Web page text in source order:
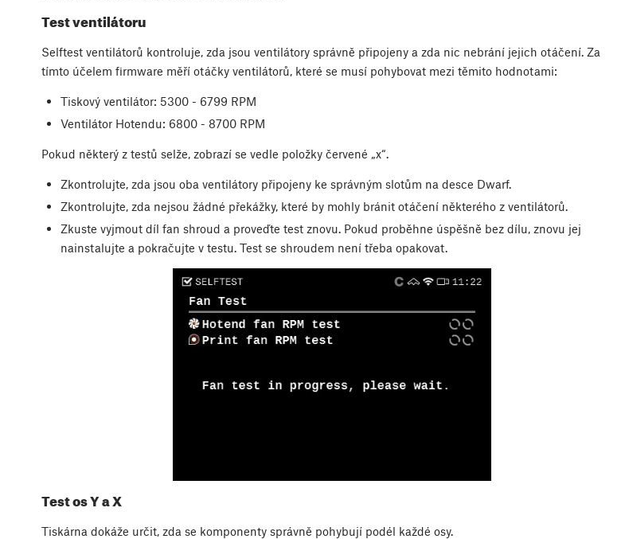
Test ventilátoru
Selftest ventilátorů kontroluje, zda jsou ventilátory správně připojeny a zda nic nebrání jejich otáčení. Za
tímto účelem firmware měří otáčky ventilátorů, které se musí pohybovat mezi těmito hodnotami:
Tiskový ventilátor: 5300 - 6799 RPM
Ventilátor Hotendu: 6800 - 8700 RPM
Pokud některý z testů selže, zobrazí se vedle položky červené „x“.
Zkontrolujte, zda jsou oba ventilátory připojeny ke správným slotům na desce Dwarf.
Zkontrolujte, zda nejsou žádné překážky, které by mohly bránit otáčení některého z ventilátorů.
Zkuste vyjmout díl fan shroud a proveďte test znovu. Pokud proběhne úspěšně bez dílu, znovu jej
nainstalujte a pokračujte v testu. Test se shroudem není třeba opakovat.
Test os Y a X
Tiskárna dokáže určit, zda se komponenty správně pohybují podél každé osy.